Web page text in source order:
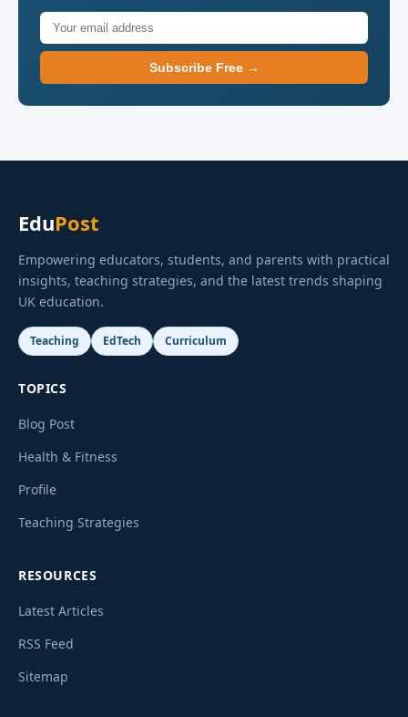
Subscribe Free →
EduPost
Empowering educators, students, and parents with practical
insights, teaching strategies, and the latest trends shaping
UK education.
Teaching EdTech Curriculum
TOPICS
Blog Post
Health & Fitness
Profile
Teaching Strategies
RESOURCES
Latest Articles
RSS Feed
Sitemap